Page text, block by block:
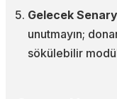
Gelecek
unutmayın;
sökülebilir